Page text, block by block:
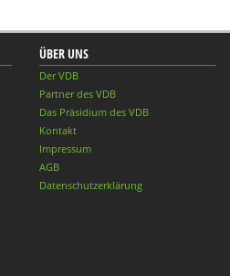
ÜBER UNS
Der VDB
Partner des VDB
Das Präsidium des VDB
Kontakt
Impressum
AGB
Datenschutzerklärung